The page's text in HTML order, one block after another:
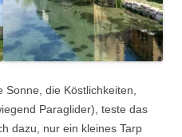
Sonne, die Köstlichkeiten,
Paraglider), teste das
dazu, nur ein kleines Tarp